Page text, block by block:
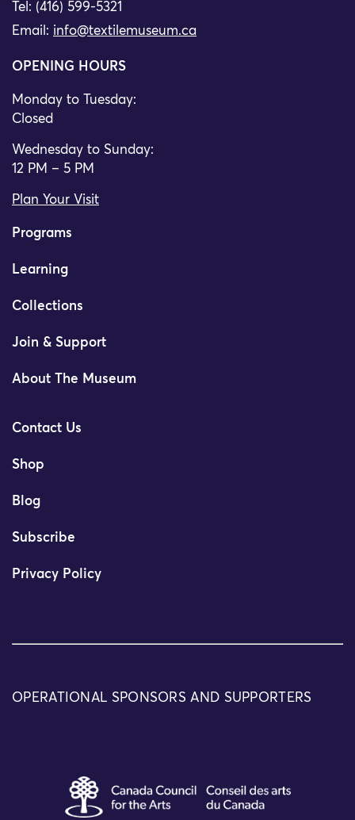
Tel: (416) 599-5321
Email: info@textilemuseum.ca
OPENING HOURS
Monday to Tuesday:
Closed
Wednesday to Sunday:
12 PM – 5 PM
Plan Your Visit
Programs
Learning
Collections
Join & Support
About The Museum
Contact Us
Shop
Blog
Subscribe
Privacy Policy
OPERATIONAL SPONSORS AND SUPPORTERS